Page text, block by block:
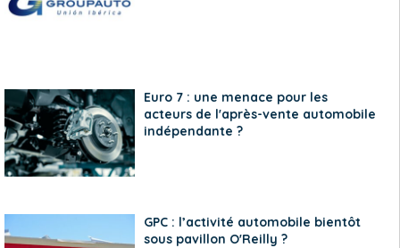
Euro 7 : une menace pour les
acteurs de l'après-vente automobile
indépendante ?
GPC : l’activité automobile bientôt
sous pavillon O'Reilly ?